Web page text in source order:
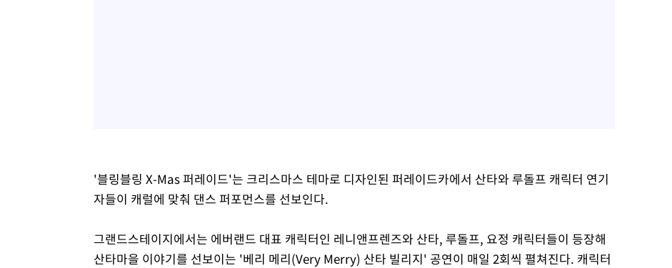
'블링블링 X-Mas 퍼레이드'는 크리스마스 테마로 디자인된 퍼레이드카에서 산타와 루돌프 캐릭터 연기
자들이 캐럴에 맞춰 댄스 퍼포먼스를 선보인다.
그랜드스테이지에서는 에버랜드 대표 캐릭터인 레니앤프렌즈와 산타, 루돌프, 요정 캐릭터들이 등장해
산타마을 이야기를 선보이는 '베리 메리(Very Merry) 산타 빌리지' 공연이 매일 2회씩 펼쳐진다. 캐릭터